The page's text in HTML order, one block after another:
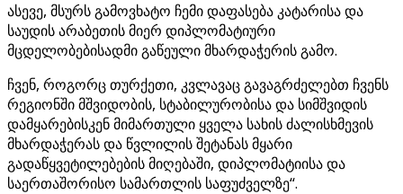
ასევე, მსურს გამოვხატო ჩემი დაფასება კატარისა და
საუდის არაბეთის მიერ დიპლომატიური
მცდელობებისადმი გაწეული მხარდაჭერის გამო.
ჩვენ, როგორც თურქეთი, კვლავაც გავაგრძელებთ ჩვენს
რეგიონში მშვიდობის, სტაბილურობისა და სიმშვიდის
დამყარებისკენ მიმართული ყველა სახის ძალისხმევის
მხარდაჭერას და წვლილის შეტანას მყარი
გადაწყვეტილებების მიღებაში, დიპლომატიისა და
საერთაშორისო სამართლის საფუძველზე“.